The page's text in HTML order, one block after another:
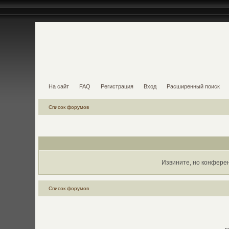
На сайт FAQ Регистрация Вход Расширенный поиск
Список форумов
Извините, но
Список форумов